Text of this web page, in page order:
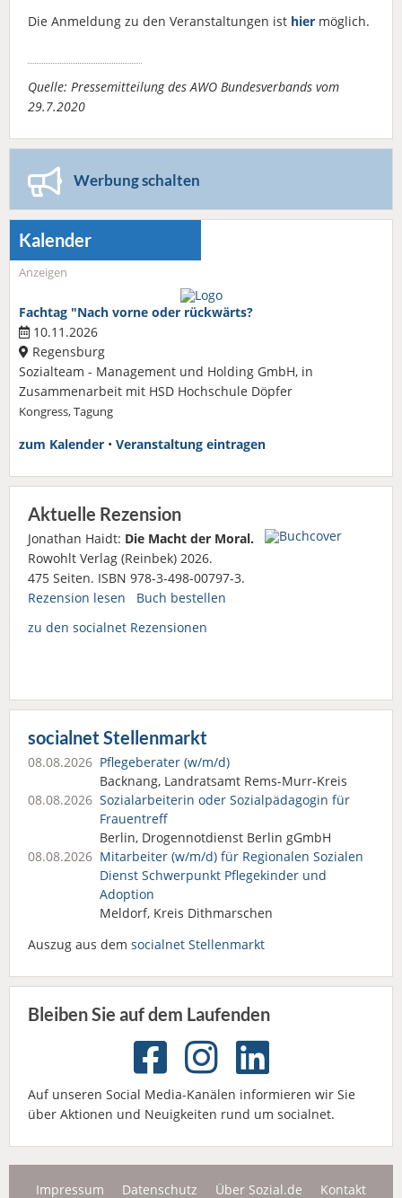
Die Anmeldung zu den Veranstaltungen ist hier möglich.
Quelle: Pressemitteilung des AWO Bundesverbands vom
29.7.2020
Werbung schalten
Kalender
Anzeigen
Fachtag "Nach vorne oder rückwärts?
10.11.2026
Regensburg
Sozialteam - Management und Holding GmbH, in
Zusammenarbeit mit HSD Hochschule Döpfer
Kongress, Tagung
zum Kalender • Veranstaltung eintragen
Aktuelle Rezension
Jonathan Haidt: Die Macht der Moral.
Rowohlt Verlag (Reinbek) 2026.
475 Seiten. ISBN 978-3-498-00797-3.
Rezension lesen
Buch bestellen
zu den socialnet Rezensionen
socialnet Stellenmarkt
08.08.2026 Pflegeberater (w/m/d)
Backnang, Landratsamt Rems-Murr-Kreis
08.08.2026 Sozialarbeiterin oder Sozialpädagogin für
Frauentreff
Berlin, Drogennotdienst Berlin gGmbH
08.08.2026 Mitarbeiter (w/m/d) für Regionalen Sozialen
Dienst Schwerpunkt Pflegekinder und
Adoption
Meldorf, Kreis Dithmarschen
Auszug aus dem socialnet Stellenmarkt
Bleiben Sie auf dem Laufenden
Auf unseren Social Media-Kanälen informieren wir Sie
über Aktionen und Neuigkeiten rund um socialnet.
Impressum Datenschutz Über Sozial.de Kontakt